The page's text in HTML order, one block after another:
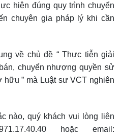
hiện đúng quy trình chuyển
chuyên gia pháp lý khi cần
về chủ đề “ Thực tiễn giải
chuyển nhượng quyền sử
” mà Luật sư VCT nghiên
nào, quý khách vui lòng liên
hoặc email: